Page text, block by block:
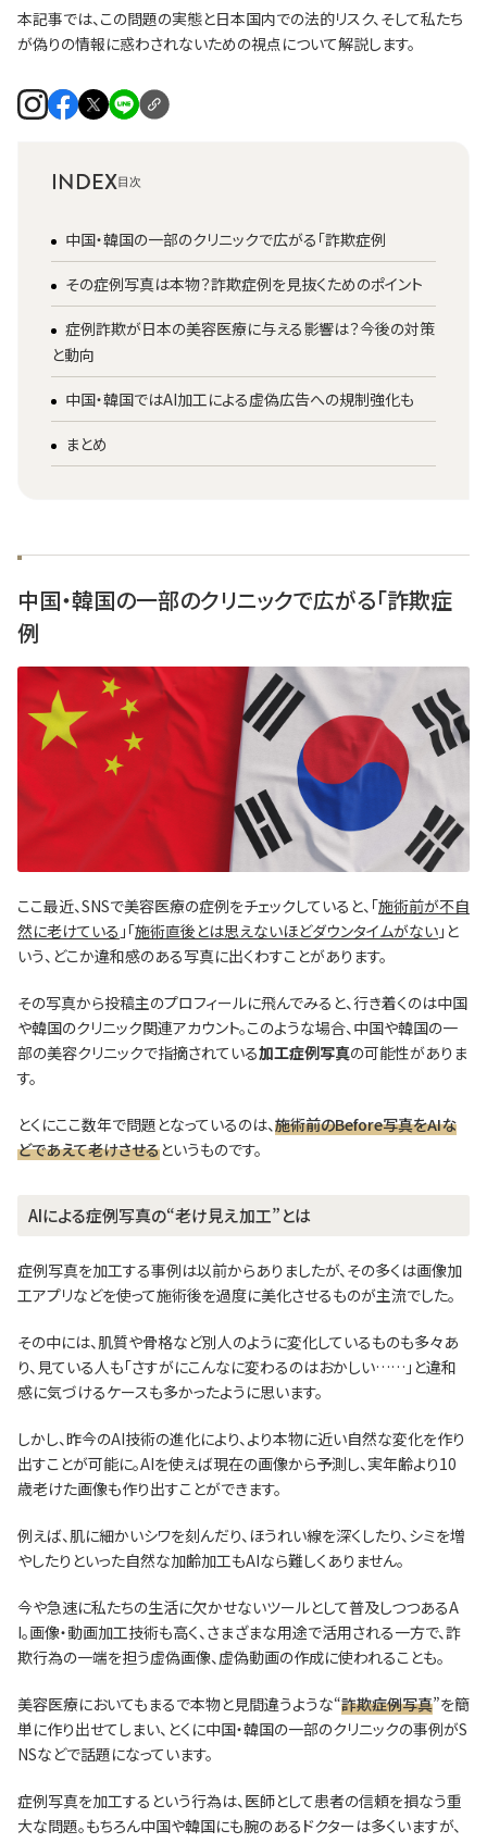
本記事では、この問題の実態と日本国内での法的リスク、そして私たち
が偽りの情報に惑わされないための視点について解説します。
INDEX
中国・韓国の一部のクリニックで広がる「詐欺症例
その症例写真は本物？詐欺症例を見抜くためのポイント
症例詐欺が日本の美容医療に与える影響は？今後の対策
と動向
中国・韓国ではAI加工による虚偽広告への規制強化も
まとめ
中国・韓国の一部のクリニックで広がる「詐欺症
例
ここ最近、SNSで美容医療の症例をチェックしていると、「施術前が不自
然に老けている 」「施術直後とは思えないほどダウンタイムがない 」と
いう、どこか違和感のある写真に出くわすことがあります。
その写真から投稿主のプロフィールに飛んでみると、行き着くのは中国
や韓国のクリニック関連アカウント。このような場合、中国や韓国の一
部の美容クリニックで指摘されている加工症例写真の可能性がありま
す。
とくにここ数年で問題となっているのは、施術前のBefore写真をAIな
どであえて老けさせるというものです。
AIによる症例写真の“老け見え加工”とは
症例写真を加工する事例は以前からありましたが、その多くは画像加
工アプリなどを使って施術後を過度に美化させるものが主流でした。
その中には、肌質や骨格など別人のように変化しているものも多々あ
り、見ている人も「さすがにこんなに変わるのはおかしい……」と違和
感に気づけるケースも多かったように思います。
しかし、昨今のAI技術の進化により、より本物に近い自然な変化を作り
出すことが可能に。AIを使えば現在の画像から予測し、実年齢より10
歳老けた画像も作り出すことができます。
例えば、肌に細かいシワを刻んだり、ほうれい線を深くしたり、シミを増
やしたりといった自然な加齢加工もAIなら難しくありません。
今や急速に私たちの生活に欠かせないツールとして普及しつつあるA
I。画像・動画加工技術も高く、さまざまな用途で活用される一方で、詐
欺行為の一端を担う虚偽画像、虚偽動画の作成に使われることも。
美容医療においてもまるで本物と見間違うような“詐欺症例写真”を簡
単に作り出せてしまい、とくに中国・韓国の一部のクリニックの事例がS
NSなどで話題になっています。
症例写真を加工するという行為は、医師として患者の信頼を損なう重
大な問題。もちろん中国や韓国にも腕のあるドクターは多くいますが、